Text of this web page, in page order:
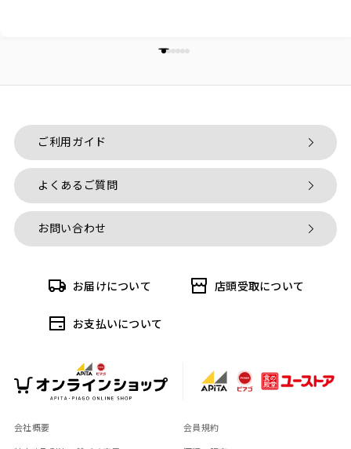
ご利用ガイド
よくあるご質問
お問い合わせ
お届けについて 店頭受取について
お支払いについて
会社概要 会員規約